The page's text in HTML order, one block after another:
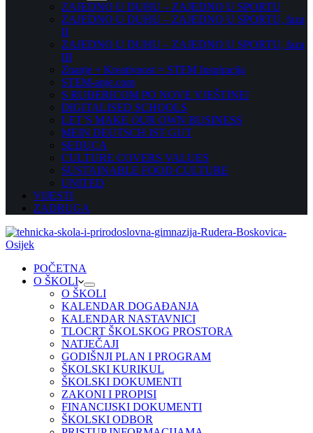
ZAJEDNO U DUHU – ZAJEDNO U SPORTU
ZAJEDNO U DUHU – ZAJEDNO U SPORTU, faza
II
ZAJEDNO U DUHU – ZAJEDNO U SPORTU, faza
III
Znanje + Kreativnost = STEM Inspiracija
STEM-anje.com
S RUĐERICOM PO NOVE VJEŠTINE!
DIGITALISED SCHOOLS
LET’S MAKE OUR OWN BUSINESS
MEIN DEUTSCH IST GUT
SEDUCA
CULTURE COVERS VALUES
SUSTAINABLE FOOD CULTURE
UNITED
VIJESTI
ZADRUGA
POČETNA
O ŠKOLI
O ŠKOLI
KALENDAR DOGAĐANJA
KALENDAR NASTAVNICI
TLOCRT ŠKOLSKOG PROSTORA
NATJEČAJI
GODIŠNJI PLAN I PROGRAM
ŠKOLSKI KURIKUL
ŠKOLSKI DOKUMENTI
ZAKONI I PROPISI
FINANCIJSKI DOKUMENTI
ŠKOLSKI ODBOR